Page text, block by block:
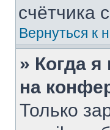
счётчика
Вернуться к
» Когда
на
Только